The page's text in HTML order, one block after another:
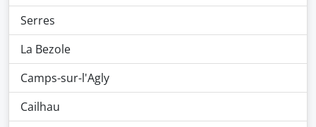
Serres
La Bezole
Camps-sur-l'Agly
Cailhau